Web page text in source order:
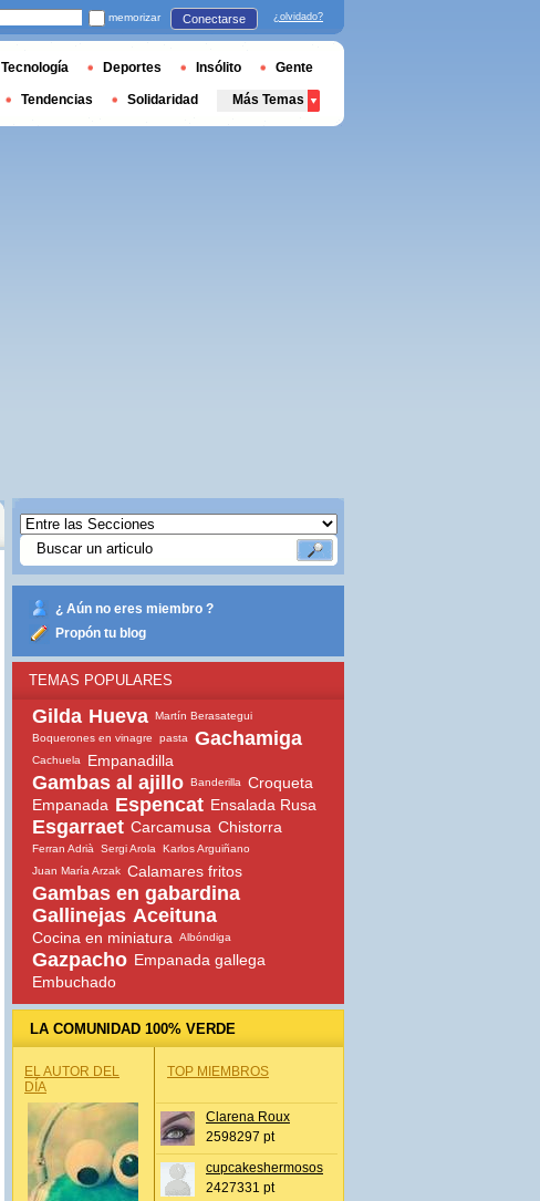
¿ Aún no eres miembro ?
Propón tu blog
TEMAS POPULARES
Gilda Hueva Martín Berasategui
Boquerones en vinagre
pasta Gachamiga
Cachuela Empanadilla
Gambas al ajillo Banderilla
Croqueta
Empanada Espencat Ensalada Rusa
Esgarraet Carcamusa Chistorra
Ferran Adrià Sergi Arola
Karlos Arguiñano
Juan María Arzak Calamares fritos
Gambas en gabardina
Gallinejas Aceituna
Cocina en miniatura Albóndiga
Gazpacho Empanada gallega
Embuchado
LA COMUNIDAD 100% VERDE
EL AUTOR DEL
DÍA
TOP MIEMBROS
Clarena Roux
2598297 pt
cupcakeshermosos
2427331 pt
memorizar Conectarse ¿olvidado?
Tecnología Deportes Insólito Gente
Tendencias Solidaridad Más Temas